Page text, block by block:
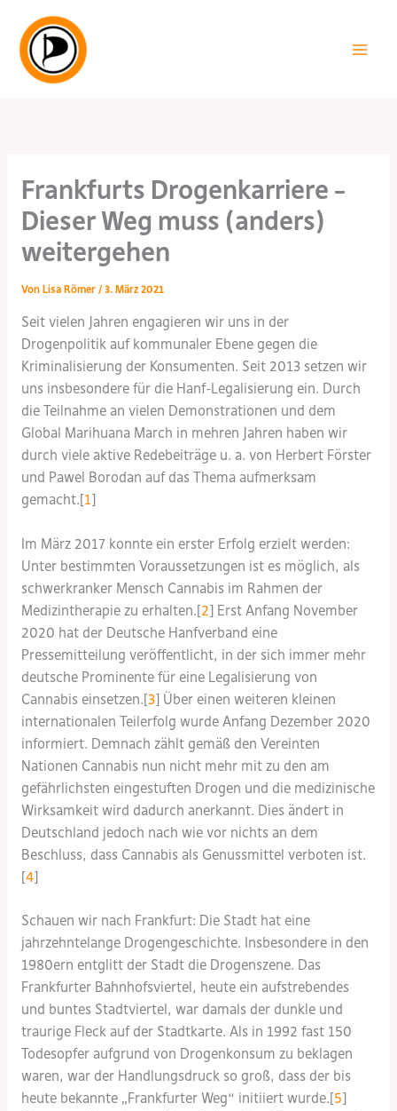
Inhalt
springen
Frankfurts Drogenkarriere –
Dieser Weg muss (anders)
weitergehen
Von Lisa Römer / 3. März 2021
Seit vielen Jahren engagieren wir uns in der
Drogenpolitik auf kommunaler Ebene gegen die
Kriminalisierung der Konsumenten. Seit 2013 setzen wir
uns insbesondere für die Hanf-Legalisierung ein. Durch
die Teilnahme an vielen Demonstrationen und dem
Global Marihuana March in mehren Jahren haben wir
durch viele aktive Redebeiträge u. a. von Herbert Förster
und Pawel Borodan auf das Thema aufmerksam
gemacht.[1]
Im März 2017 konnte ein erster Erfolg erzielt werden:
Unter bestimmten Voraussetzungen ist es möglich, als
schwerkranker Mensch Cannabis im Rahmen der
Medizintherapie zu erhalten.[2] Erst Anfang November
2020 hat der Deutsche Hanfverband eine
Pressemitteilung veröffentlicht, in der sich immer mehr
deutsche Prominente für eine Legalisierung von
Cannabis einsetzen.[3] Über einen weiteren kleinen
internationalen Teilerfolg wurde Anfang Dezember 2020
informiert. Demnach zählt gemäß den Vereinten
Nationen Cannabis nun nicht mehr mit zu den am
gefährlichsten eingestuften Drogen und die medizinische
Wirksamkeit wird dadurch anerkannt. Dies ändert in
Deutschland jedoch nach wie vor nichts an dem
Beschluss, dass Cannabis als Genussmittel verboten ist.
[4]
Schauen wir nach Frankfurt: Die Stadt hat eine
jahrzehntelange Drogengeschichte. Insbesondere in den
1980ern entglitt der Stadt die Drogenszene. Das
Frankfurter Bahnhofsviertel, heute ein aufstrebendes
und buntes Stadtviertel, war damals der dunkle und
traurige Fleck auf der Stadtkarte. Als in 1992 fast 150
Todesopfer aufgrund von Drogenkonsum zu beklagen
waren, war der Handlungsdruck so groß, dass der bis
heute bekannte „Frankfurter Weg“ initiiert wurde.[5]